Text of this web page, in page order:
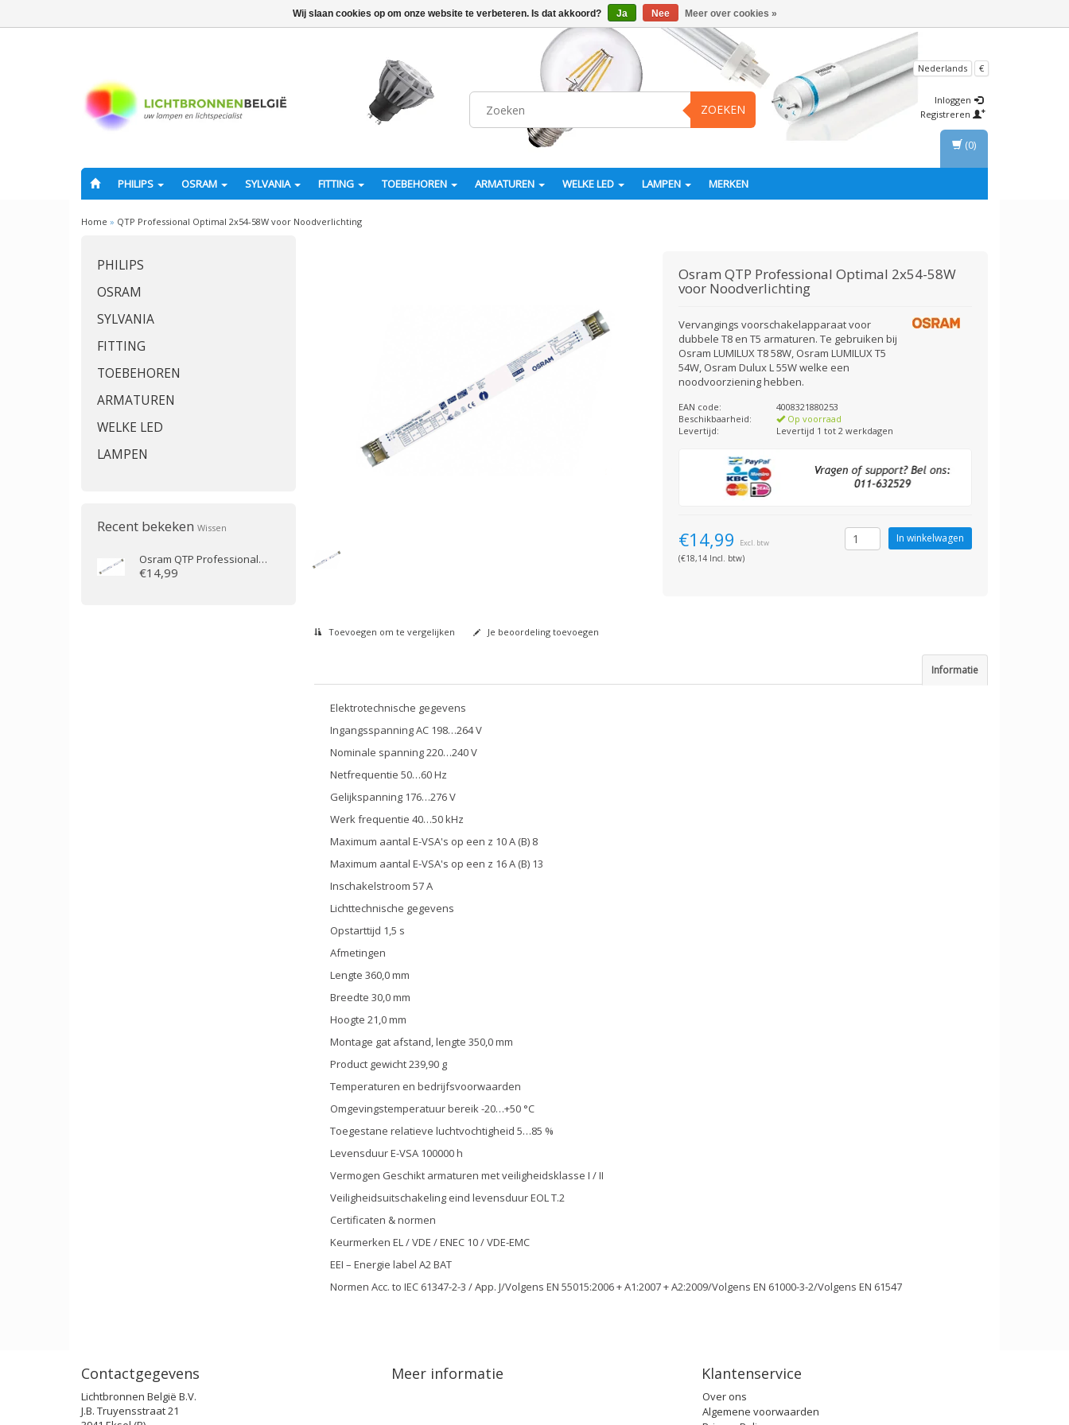
ZOEKEN
Nederlands €
Inloggen
Registreren
PHILIPS OSRAM SYLVANIA FITTING TOEBEHOREN ARMATUREN WELKE LED LAMPEN MERKEN
(0)
Home » QTP Professional Optimal 2x54-58W voor Noodverlichting
PHILIPS
OSRAM
SYLVANIA
FITTING
TOEBEHOREN
ARMATUREN
WELKE LED
LAMPEN
Recent bekeken Wissen
Osram QTP Professional Optimal 2x54-58W voor Noodverlichting
€14,99
Osram QTP Professional Optimal 2x54-58W
voor Noodverlichting
Vervangings voorschakelapparaat voor
dubbele T8 en T5 armaturen. Te gebruiken bij
Osram LUMILUX T8 58W, Osram LUMILUX T5
54W, Osram Dulux L 55W welke een
noodvoorziening hebben.
EAN code:
4008321880253
Beschikbaarheid:
Op voorraad
Levertijd:
Levertijd 1 tot 2 werkdagen
€14,99 Excl. btw
(€18,14 Incl. btw)
Toevoegen om te vergelijken Je beoordeling toevoegen
Informatie
Elektrotechnische gegevens
Ingangsspanning AC 198…264 V
Nominale spanning 220…240 V
Netfrequentie 50…60 Hz
Gelijkspanning 176…276 V
Werk frequentie 40…50 kHz
Maximum aantal E-VSA's op een z 10 A (B) 8
Maximum aantal E-VSA's op een z 16 A (B) 13
Inschakelstroom 57 A
Lichttechnische gegevens
Opstarttijd 1,5 s
Afmetingen
Lengte 360,0 mm
Breedte 30,0 mm
Hoogte 21,0 mm
Montage gat afstand, lengte 350,0 mm
Product gewicht 239,90 g
Temperaturen en bedrijfsvoorwaarden
Omgevingstemperatuur bereik -20…+50 °C
Toegestane relatieve luchtvochtigheid 5…85 %
Levensduur E-VSA 100000 h
Vermogen Geschikt armaturen met veiligheidsklasse I / II
Veiligheidsuitschakeling eind levensduur EOL T.2
Certificaten & normen
Keurmerken EL / VDE / ENEC 10 / VDE-EMC
EEI – Energie label A2 BAT
Normen Acc. to IEC 61347-2-3 / App. J/Volgens EN 55015:2006 + A1:2007 + A2:2009/Volgens EN 61000-3-2/Volgens EN 61547
Contactgegevens
Lichtbronnen België B.V.
J.B. Truyensstraat 21
Meer informatie Klantenservice
Over ons
Algemene voorwaarden
Wij slaan cookies op om onze website te verbeteren. Is dat akkoord? Ja Nee Meer over cookies »